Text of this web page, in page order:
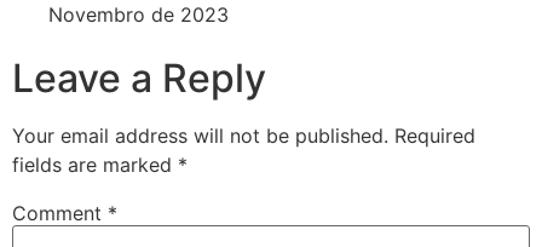
Novembro de 2023
Leave a Reply
Your email address will not be published. Required
fields are marked *
Comment *